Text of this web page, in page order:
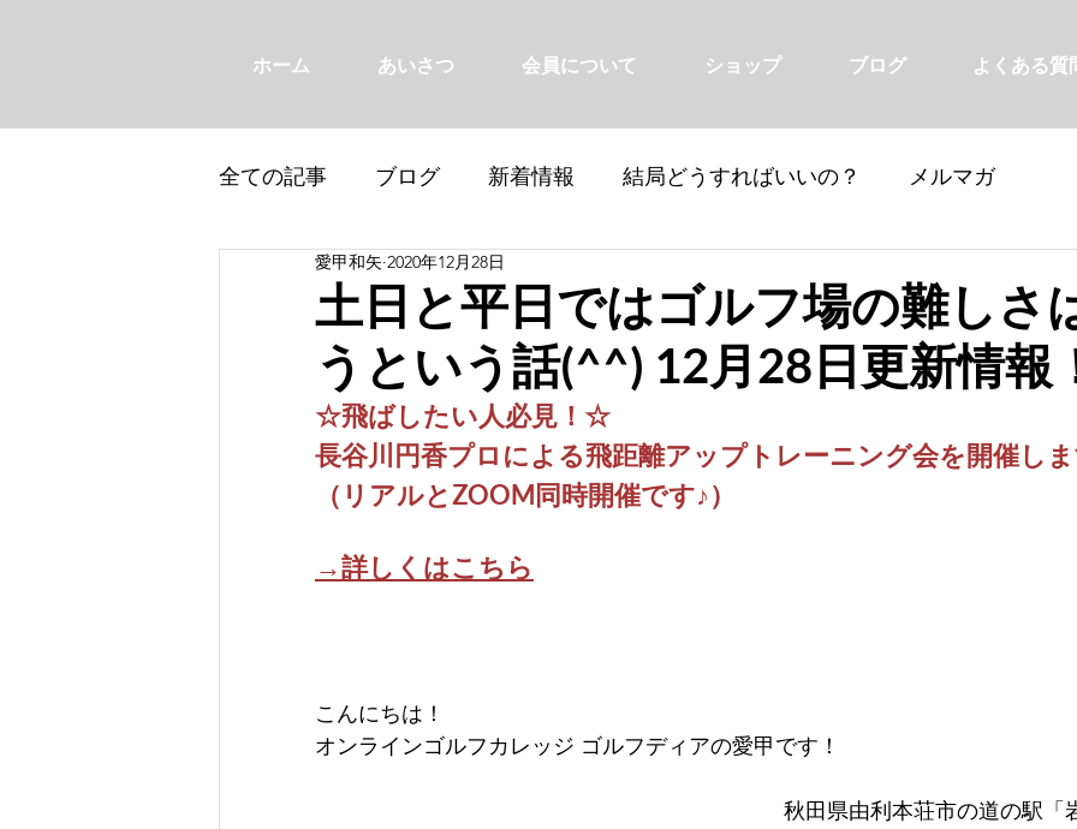
ホーム あいさつ 会員について ショップ ブログ よくある質
全ての記事 ブログ 新着情報 結局どうすればいいの？ メルマガ
土日と平日ではゴルフ場の難しさ
うという話(^^) 12月28日更新情報
愛甲和矢 2020年12月28日
☆飛ばしたい人必見！☆
長谷川円香プロによる飛距離アップトレーニング会を開催しま
（リアルとZOOM同時開催です♪）
→詳しくはこちら
こんにちは！
オンラインゴルフカレッジ ゴルフディアの愛甲です！
秋田県由利本荘市の道の駅「